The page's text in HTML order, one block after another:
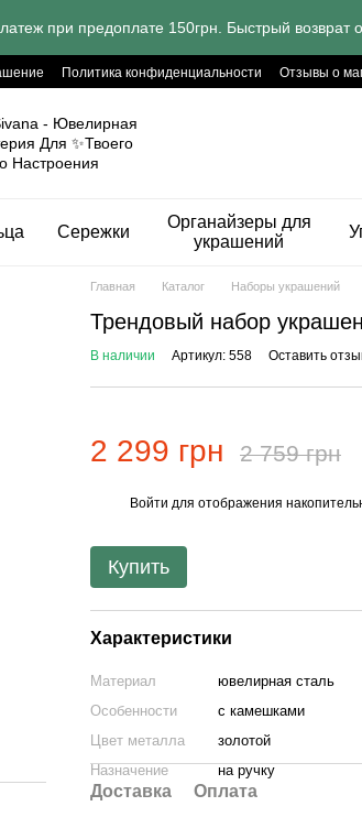
при предоплате 150грн. Быстрый возврат
Политика конфиденциальности
Отзывы о
Сережки
Органайзеры для
украшений
Главная Каталог Наборы украшений
Трендовый набор
В наличии Артикул: 558 Оставить
2 299 грн 2 759 грн
Войти для отображения
Купить
Характеристики
Материал
ювелирная сталь
Особенности
с камешками
Цвет металла
золотой
Назначение
на ручку
Доставка Оплата